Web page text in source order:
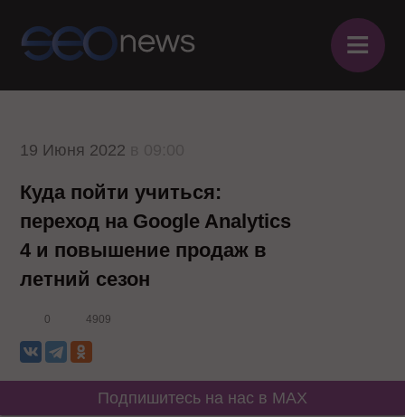
≡
19 Июня 2022
Куда пойти учиться:
переход на Google Analytics
4 и повышение продаж в
летний сезон
0 4909
Подпишитесь на нас в MAX